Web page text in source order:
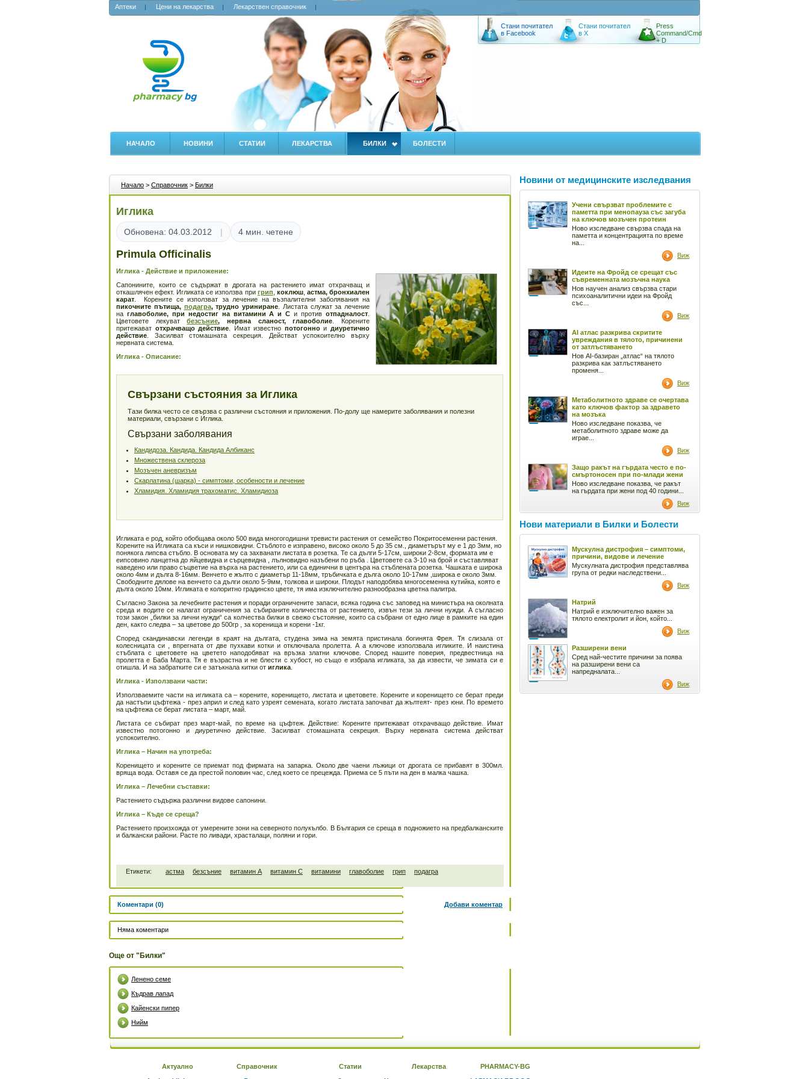
Аптеки Цени на лекарства Лекарствен справочник
Стани почитател
в Facebook
Стани почитател
в X
Press
Command/Cmd
+ D
НАЧАЛО НОВИНИ СТАТИИ ЛЕКАРСТВА БИЛКИ БОЛЕСТИ
Начало > Справочник > Билки
Иглика
Обновена: 04.03.2012 4 мин. четене
Primula Officinalis
Иглика - Действие и приложение:
Сапонините, които се съдържат в дрогата на растението имат отхрачващ и
откашлячен ефект. Игликата се използва при грип коклюш, астма, бронхиален
карат . Корените се използват за лечение на възпалителни заболявания на
пикочните пътища, подагра, трудно уриниране . Листата служат за лечение
на главоболие, при недостиг на витамини А и С и противотпадналост
Цветовете лекуватбезсъние, нервна сланост, главоболие . Корените
притежават отхрачващо действие . Имат известно потогоннои диуретично
действие . Засилват стомашната секреция. Действат успокоително върху
нервната система.
Иглика - Описание:
Свързани състояния за Иглика
Тази билка често се свързва с различни състояния и приложения. По-долу ще намерите заболявания и полезни
материали, свързани с Иглика.
Свързани заболявания
Кандидоза. Кандида. Кандида Албиканс
Множествена склероза
Мозъчен аневризъм
Скарлатина (шарка) - симптоми, особености и лечение
Хламидия. Хламидия трахоматис. Хламидиоза
Игликата е род, който обобщава около 500 вида многогодишни тревисти растения от семейство Покритосеменни растения.
Корените на Игликата са къси и нишковидни. Стъблото е изправено, високо около 5 до 35 см., диаметърът му е 1 до 3мм, но
понякога липсва стъбло. В основата му са захванати листата в розетка. Те са дълги 5-17см, широки 2-8см, формата им е
еипсовино ланцетна до яйцевидна и сърцевидна , лълновидно назъбени по ръба . Цветовете са 3-10 на брой и съставляват
наведено или право съцветие на върха на растението, или са единични в центъра на стъблената розетка. Чашката е широка
около 4мм и дълга 8-16мм. Венчето е жълто с диаметър 11-18мм, тръбичката е дълга около 10-17мм ,широка е около 3мм.
Свободните дялове на венчето са дълги около 5-9мм, толкова и широки. Плодът наподобява многосеменна кутийка, която е
дълга около 10мм. Игликата е колоритно градинско цвете, тя има изключително разнообразна цветна палитра.
Съгласно Закона за лечебните растения и поради ограничените запаси, всяка година със заповед на министъра на околната
среда и водите се налагат ограничения за събираните количества от растението, извън тези за лични нужди. А съгласно
този закон „билки за лични нужди“ са колчества билки в свежо състояние, които са събрани от едно лице в рамките на един
ден, както следва – за цветове до 500гр , за коренища и корени -1кг.
Според скандинавски легенди в краят на дългата, студена зима на земята пристинала богинята Фрея. Тя слизала от
колесницата си , впрегната от две пухкави котки и отключвала пролетта. А а ключове използвала игликите. И наистина
стъблата с цветовете на цветето наподобяват на връзка златни ключове. Според нашите поверия, предвестница на
пролетта е Баба Марта. Тя е възрастна и не блести с хубост, но също е избрала игликата, за да извести, че зимата си е
отишла. И на забратките си е затъкнала китки от иглика
Иглика - Използвани части:
Използваемите части на игликата са – корените, коренището, листата и цветовете. Корените и коренището се берат преди
да настъпи цъфтежа - през април и след като узреят семената, когато листата започват да жълтеят- през юни. По времето
на цъфтежа се берат листата – март, май.
Листата се събират през март-май, по време на цъфтеж. Действие: Корените притежават отхрачващо действие. Имат
известно потогонно и диуретично действие. Засилват стомашната секреция. Върху нервната система действат
успокоително.
Иглика – Начин на употреба:
Коренището и корените се приемат под фирмата на запарка. Около две чаени лъжици от дрогата се прибавят в 300мл.
вряща вода. Оставя се да престой половин час, след което се прецежда. Приема се 5 пъти на ден в малка чашка.
Иглика – Лечебни съставки:
Растението съдържа различни видове сапонини.
Иглика – Къде се среща?
Растението произхожда от умерените зони на северното полукълбо. В България се среща в подножието на предбалканските
и балкански райони. Расте по ливади, храсталаци, поляни и гори.
Етикети: астма безсъние витамин А витамин С витамини главоболие грип подагра
Коментари (0) Добави коментар
Няма коментари
Още от "Билки"
Ленено семе
Къдрав лапад
Кайенски пипер
Нийм
Новини от медицинските изследвания
Учени свързват проблемите с
паметта при менопауза със загуба
на ключов мозъчен протеин
Ново изследване свързва спада на
паметта и концентрацията по време
на...
Виж
Идеите на Фройд се срещат със
съвременната мозъчна наука
Нов научен анализ свързва стари
психоаналитични идеи на Фройд
със...
Виж
AI атлас разкрива скритите
увреждания в тялото, причинени
от затлъстяването
Нов AI-базиран „атлас“ на тялото
разкрива как затлъстяването
променя...
Виж
Метаболитното здраве се очертава
като ключов фактор за здравето
на мозъка
Ново изследване показва, че
метаболитното здраве може да
играе...
Виж
Защо ракът на гърдата често е по-
смъртоносен при по-млади жени
Ново изследване показва, че ракът
на гърдата при жени под 40 години...
Виж
Нови материали в Билки и Болести
Мускулна дистрофия – симптоми,
причини, видове и лечение
Мускулната дистрофия представлява
група от редки наследствени...
Виж
Натрий
Натрий е изключително важен за
тялото електролит и йон, който...
Виж
Разширени вени
Сред най-честите причини за поява
на разширени вени са
напредналата...
Виж
Актуално
Справочник
Статии
Лекарства
PHARMACY-BG